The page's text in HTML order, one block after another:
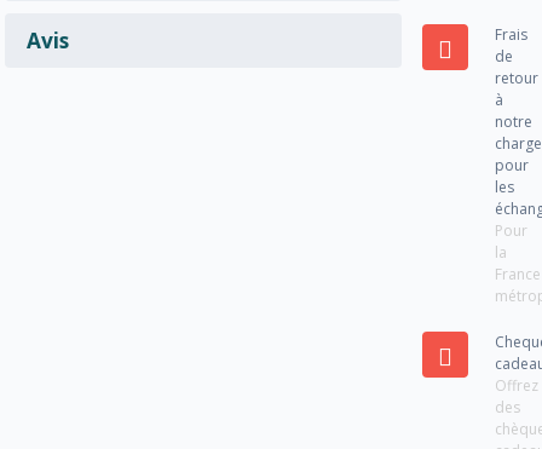
Avis
Frais
de
retour
à
notre
charge
pour
les
Pour
la
France
Offrez
des